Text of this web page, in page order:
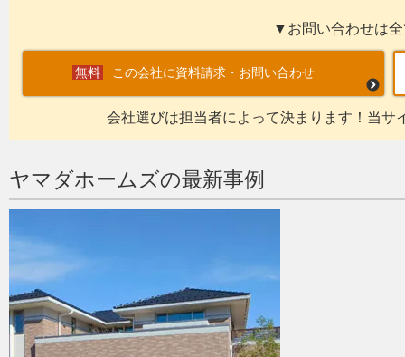
▼お問い合わせは
この会社に資料請求・お問い合わせ
会社選びは担当者によって決まります！当サ
ヤマダホームズの最新事例